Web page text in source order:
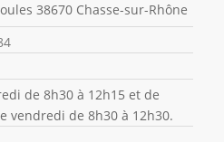
38670 Chasse-sur-Rhône
de 8h30 à 12h15 et de
vendredi de 8h30 à 12h30.